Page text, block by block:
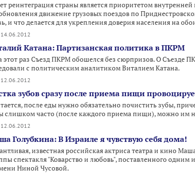
реинтеграция страны является приоритетом
движение грузовых поездов по
и что делается для укрепления доверия населения на
14.06.2012
Катана: Партизанская политика в ПКРМ
этот раз Съезд ПКРМ обошелся без сюрпризов. О Съезде
с политическим аналитиком Виталием Катана.
12.06.2012
зубов сразу после приема пищи
после еды нужно обязательно почистить зубы,
слишком часто (после каждого приема пищи), можно им
12.06.2012
Голубкина: В Израиле я чувствую себя дома!
известная российская актриса театра и кино
спектакля "Коварство и любовь", поставленного
Ниной Чусовой.